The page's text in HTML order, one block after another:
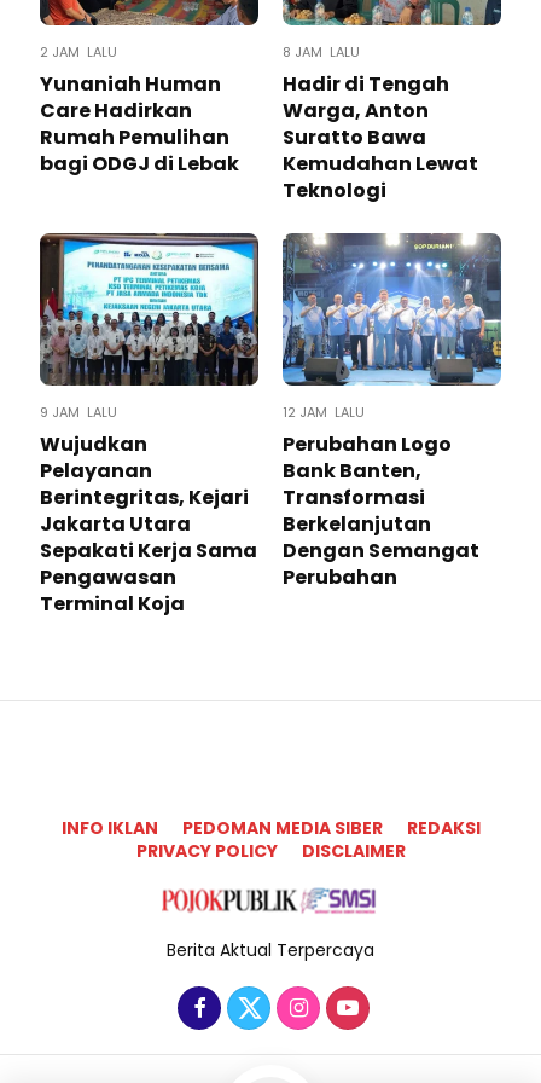
2 JAM LALU
Yunaniah Human
Care Hadirkan
Rumah Pemulihan
bagi ODGJ di Lebak
8 JAM LALU
Hadir di Tengah
Warga, Anton
Suratto Bawa
Kemudahan Lewat
Teknologi ​
9 JAM LALU
Wujudkan
Pelayanan
Berintegritas, Kejari
Jakarta Utara
Sepakati Kerja Sama
Pengawasan
Terminal Koja
12 JAM LALU
Perubahan Logo
Bank Banten,
Transformasi
Berkelanjutan
Dengan Semangat
Perubahan
INFO IKLAN PEDOMAN MEDIA SIBER
REDAKSI
PRIVACY POLICY
DISCLAIMER
Berita Aktual Terpercaya